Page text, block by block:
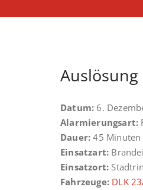
Datum: 6.
Alarmierungsart:
Dauer: 45 Minuten
Einsatzart:
Einsatzort:
Fahrzeuge: DLK